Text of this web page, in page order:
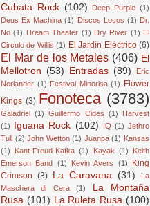
Cubata Rock (102) Deep Purple (1)
Deus Ex Machina (1) Discos Locos (1) Dr.
No (1) Dream Theater (1) Dry River (1) El
Circulo de Willis (1) El Jardín Eléctrico (6)
El Mar de los Metales (406) El
Mellotron (53) Entradas (89)
Eric
Norlander (1) Festival Minorisa (1) Flower
Kings (3) Fonoteca (3783)
Galadriel (1) Guillermo Cides (1)
Harvest
(1) Iguana Rock (102) IQ (1) Jethro
Tull (2) John Wetton (1) Juanpa (1) Kansas
(1)
Kant-Freud-Kafka (1) Kayak (1)
Keith
Emerson Band (1) Kevin Ayers (1)
King
Crimson (3) La Caravana (31)
La
Maschera di Cera
(1)
La Montaña
Rusa (101) La Ruleta Rusa (100)